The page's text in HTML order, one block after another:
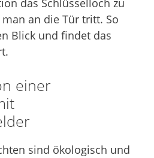
das Schlüsselloch zu
an die Tür tritt. So
Blick und findet das
einer
sind ökologisch und